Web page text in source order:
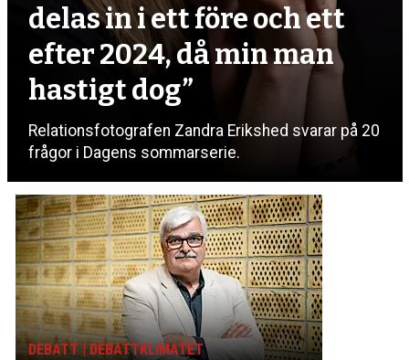
delas in i ett före och ett
efter 2024, då min man
hastigt dog”
Relationsfotografen Zandra Erikshed svarar på 20
frågor i Dagens sommarserie.
DEBATT | DEBATTKLIMATET